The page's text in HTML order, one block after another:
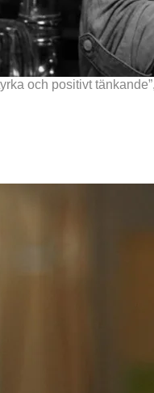
och positivt